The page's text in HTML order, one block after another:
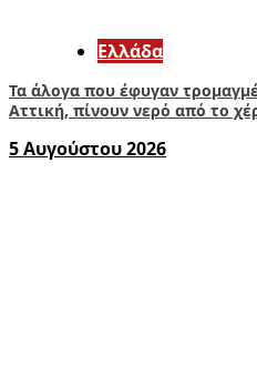
Ελλάδα
Τα άλογα που έφυγαν
Αττική, πίνουν νερό από το
5 Αυγούστου 2026